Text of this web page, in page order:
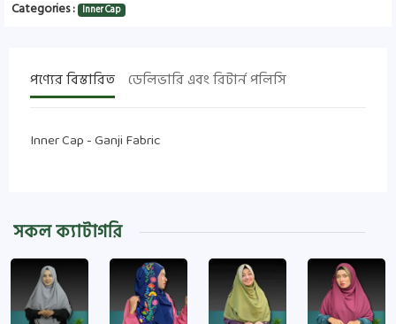
Categories : Inner Cap
পণ্যের বিস্তারিত ডেলিভারি এবং রিটার্ন পলিসি
Inner Cap - Ganji Fabric
সকল ক্যাটাগরি